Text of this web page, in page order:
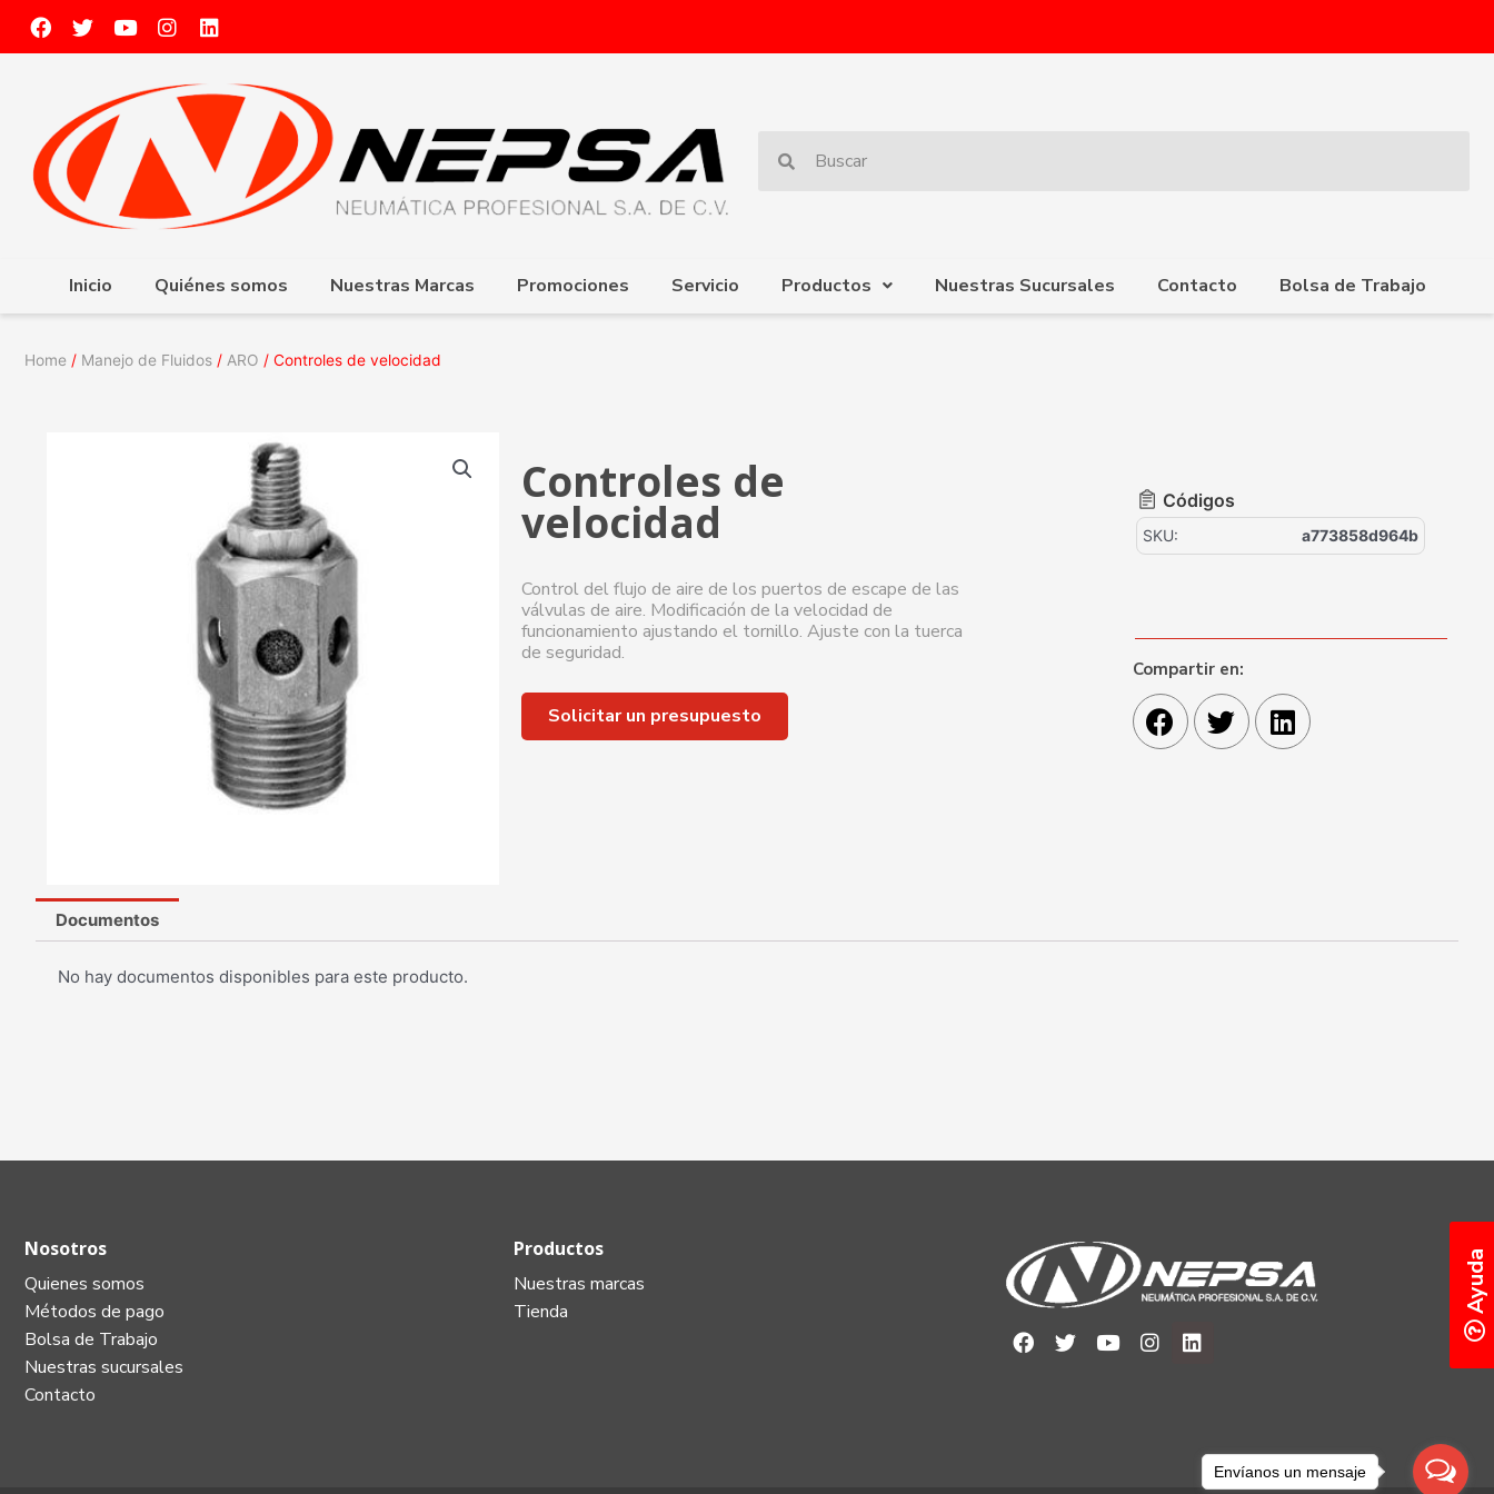
Inicio Quiénes somos Nuestras Marcas Promociones Servicio Productos Nuestras Sucursales Contacto Bolsa de Trabajo
Home / Manejo de Fluidos / ARO / Controles de velocidad
Ayuda
Controles de
velocidad
Control del flujo de aire de los puertos de escape de las
válvulas de aire. Modificación de la velocidad de
funcionamiento ajustando el tornillo. Ajuste con la tuerca
de seguridad.
Solicitar un presupuesto
Códigos
SKU: a773858d964b
Compartir en:
Documentos
No hay documentos disponibles para este producto.
Nosotros
Quienes somos
Métodos de pago
Bolsa de Trabajo
Nuestras sucursales
Contacto
Productos
Nuestras marcas
Tienda
Envíanos un mensaje